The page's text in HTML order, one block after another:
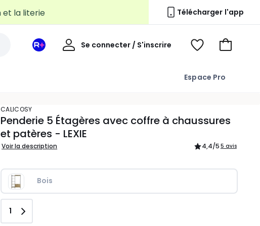
Télécharger l'app
Espace Pro
Mon
Se connecter / S'inscrire
Mon
Voir
Voir
CALICOSY
Penderie 5 Étagères avec coffre à chaussures
et patères - LEXIE
Voir la description 4,4/5 5 avis
Bois
Quantité
1